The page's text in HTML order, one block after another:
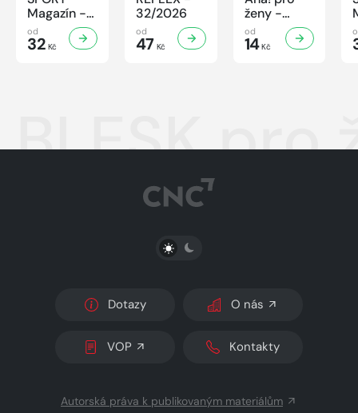
Magazín -
32/2026
od
32 Kč
32/2026
od
47 Kč
ženy -
32/2026
od
14Kč
BLESK
PŘEPNOUT SVĚTLÝ/TMAVÝ REŽIM
Dotazy O nás
VOP Kontakty
Autorská práva k publikovaným materiálům